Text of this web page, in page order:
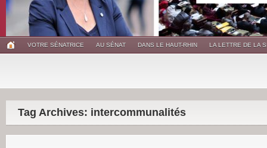
VOTRE SÉNATRICE AU SÉNAT DANS LE HAUT-RHIN LA LETTRE DE LA
Tag Archives: intercommunalités